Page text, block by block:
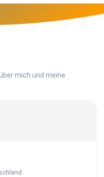
mich und meine